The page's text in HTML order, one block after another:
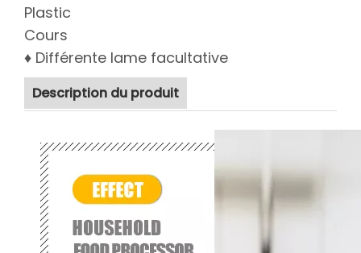
Plastic
Cours
♦ Différente lame facultative
Description du produit